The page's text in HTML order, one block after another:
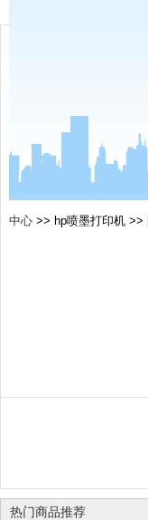
中心 >> hp喷墨打印机 >>
热门商品推荐